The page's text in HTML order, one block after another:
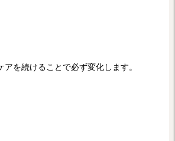
を続けることで必ず変化します。